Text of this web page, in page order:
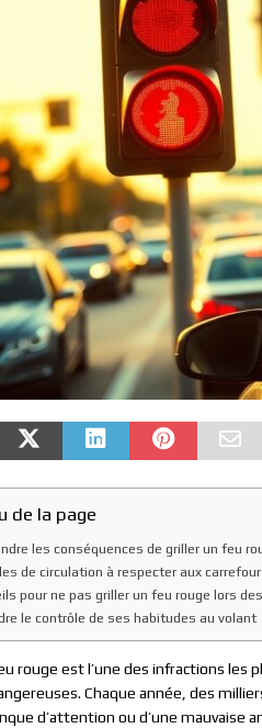
de la page
les conséquences de griller un feu
de circulation à respecter aux
pour ne pas griller un feu rouge lors
le contrôle de ses habitudes au volant
rouge est l’une des infractions les
Chaque année, des
d’attention ou d’une mauvaise